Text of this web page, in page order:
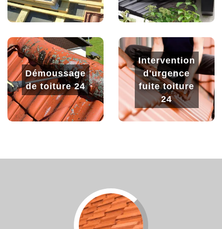
Démoussage
de toiture 24
Intervention
d'urgence
fuite toiture
24